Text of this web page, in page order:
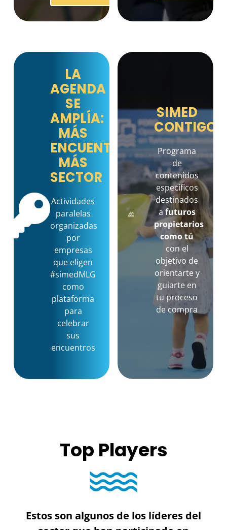
LA
AGENDA
SE
AMPLÍA:
MÁS
ENCUENTROS,
MÁS
SECTOR
Actividades
paralelas
organizadas
por
empresas
que eligen
#simedMLG
como
plataforma
para
celebrar
sus
encuentros
SIMED
CONTIGO
Programa
de
contenidos
específicos
destinados
a futuros
propietarios
como tú
con el
objetivo de
orientarte y
guiarte en
tu proceso
de compra
Top Players
Estos son algunos de los líderes del